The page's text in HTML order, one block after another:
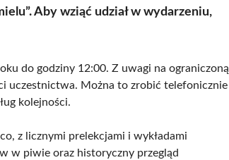
Aby wziąć udział w wydarzeniu,
do godziny 12:00. Z uwagi na ograniczoną
uczestnictwa. Można to zrobić telefonicznie
kolejności.
z licznymi prelekcjami i wykładami
w piwie oraz historyczny przegląd